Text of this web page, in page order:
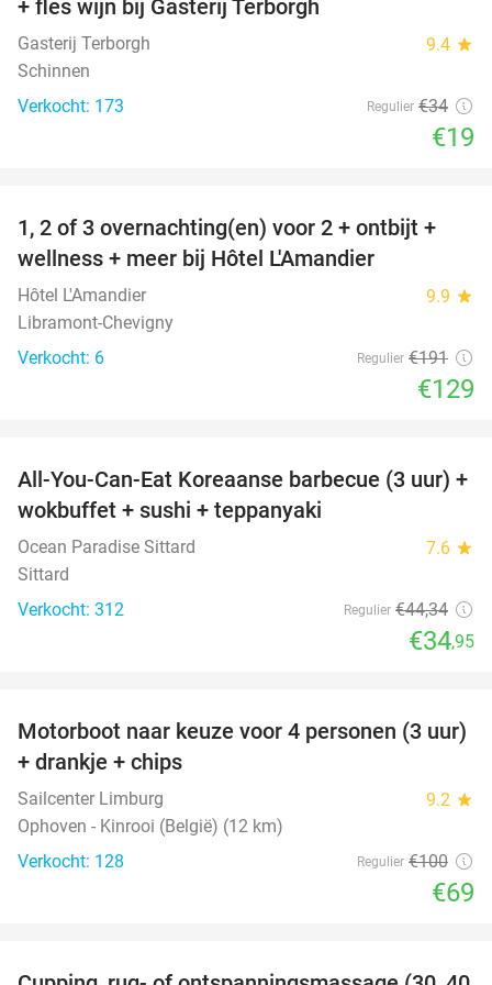
+ fles wijn bij Gasterij Terborgh
Gasterij Terborgh 9.4 star
Schinnen
Verkocht: 173
Regulier €34
€19
32%
TODAY
1, 2 of 3 overnachting(en) voor 2 + ontbijt +
wellness + meer bij Hôtel L'Amandier
Hôtel L'Amandier 9.9 star
Libramont-Chevigny
Verkocht: 6
Regulier €191
€129
21%
All-You-Can-Eat Koreaanse barbecue (3 uur) +
wokbuffet + sushi + teppanyaki
Ocean Paradise Sittard 7.6 star
Sittard
Verkocht: 312
Regulier €44,34
€34,95
31%
Motorboot naar keuze voor 4 personen (3 uur)
+ drankje + chips
Sailcenter Limburg 9.2 star
Ophoven - Kinrooi (België) (12 km)
Verkocht: 128
Regulier €100
€69